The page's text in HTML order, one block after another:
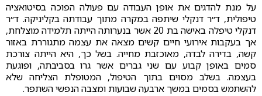
על מנת להדגים את אופן העבודה עם פעולה הפוכה בסיטואציה
טיפולית, ד״ר דנקלי שיתפה במקרה מתוך עבודתה בקליניקה. ד״ר
דנקלי טיפלה באישה בת 20 אשר בנערותה הייתה תלמידה מוצלחת,
אך בעקבות אירועי חיים קשים מצאה את עצמה מתגוררת באזור
קשה, בדירה לבדה, מאוכזבת מחייה. בשל כך, היא הייתה צורכת
סמים באופן קבוע עם שני גברים אשר גרו בסביבתה, ופוגעת
בעצמה. בשלב מסוים בתוך הטיפול, המטופלת הצליחה שלא
להשתמש בסמים במשך ארבעה שבועות ומצבה הנפשי השתפר.